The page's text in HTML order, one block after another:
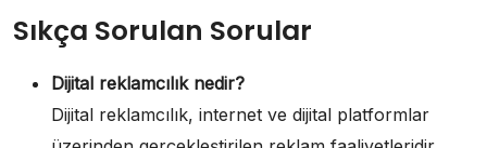
Sıkça Sorulan Sorular
Dijital reklamcılık nedir?
Dijital reklamcılık, internet ve dijital platformlar